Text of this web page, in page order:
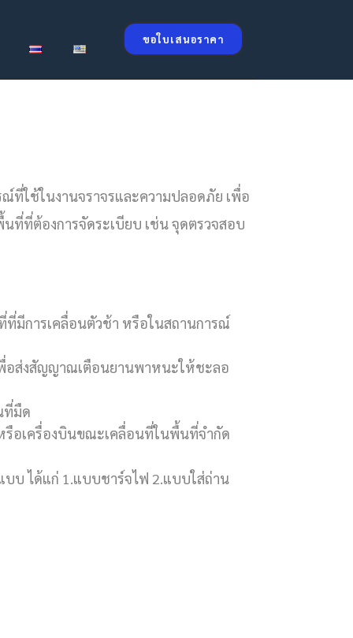
ขอใบเสนอราคา
ที่ใช้ในงานจราจรและความปลอดภัย เพื่อ
ที่ที่ต้องการจัดระเบียบ เช่น จุดตรวจสอบ
ที่มีการเคลื่อนตัวช้า หรือในสถานการณ์
อส่งสัญญาณเตือนยานพาหนะให้ชะลอ
ที่มืด
อเครื่องบินขณะเคลื่อนที่ในพื้นที่จำกัด
บ ได้แก่ 1.แบบชาร์จไฟ 2.แบบใส่ถ่าน